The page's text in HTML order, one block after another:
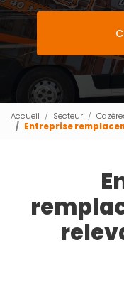
Accueil Secteur
Entreprise